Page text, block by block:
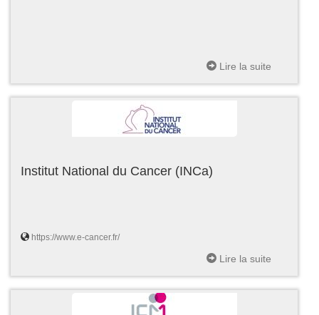
Lire la suite
Institut National du Cancer (INCa)
https://www.e-cancer.fr/
Lire la suite